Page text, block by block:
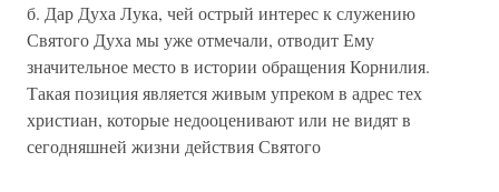
б. Дар Духа Лука, чей острый интерес к служению
Святого Духа мы уже отмечали, отводит Ему
значительное место в истории обращения Корнилия.
Такая позиция является живым упреком в адрес тех
христиан, которые недооценивают или не видят в
сегодняшней жизни действия Святого